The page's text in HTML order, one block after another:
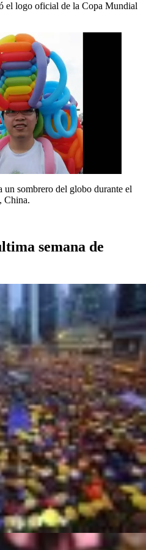
el logo oficial de la Copa Mundial
sombrero del globo durante el
China.
semana de